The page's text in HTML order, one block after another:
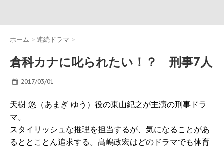
ホーム > 連続ドラマ >
倉科カナに叱られたい！？ 刑事7人
2017/03/01
天樹 悠（あまぎ ゆう）役の東山紀之が主演の刑事ドラ
マ。
スタイリッシュな推理を担当するが、気になることがあ
るととことん追求する。髙嶋政宏はどのドラマでも体育